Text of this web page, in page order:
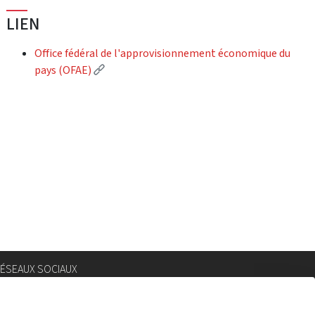
LIEN
Office fédéral de l'approvisionnement économique du
pays (OFAE)
(External link)
SOCIAUX